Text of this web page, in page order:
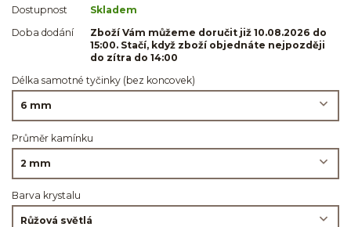
Dostupnost
Skladem
Doba dodání
Zboží Vám můžeme doručit již 10.08.2026 do
15:00. Stačí, když zboží objednáte nejpozději
do zítra do 14:00
Délka samotné tyčinky (bez koncovek)
Průměr kamínku
Barva krystalu